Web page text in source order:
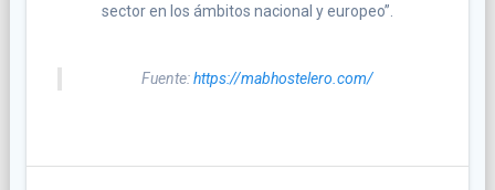
sector en los ámbitos nacional y europeo”.
Fuente:https://mabhostelero.com/